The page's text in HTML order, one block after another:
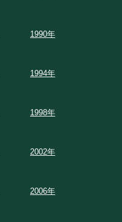
1990年
1994年
1998年
2002年
2006年